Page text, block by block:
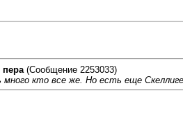
пера (Сообщение 2253033)
много кто все же. Но есть еще